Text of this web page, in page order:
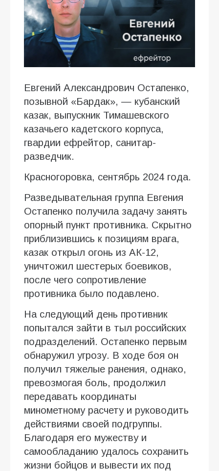
Евгений Александрович Остапенко,
позывной «Бардак», — кубанский
казак, выпускник Тимашевского
казачьего кадетского корпуса,
гвардии ефрейтор, санитар-
разведчик.
Красногоровка, сентябрь 2024 года.
Разведывательная группа Евгения
Остапенко получила задачу занять
опорный пункт противника. Скрытно
приблизившись к позициям врага,
казак открыл огонь из АК-12,
уничтожил шестерых боевиков,
после чего сопротивление
противника было подавлено.
На следующий день противник
попытался зайти в тыл российских
подразделений. Остапенко первым
обнаружил угрозу. В ходе боя он
получил тяжелые ранения, однако,
превозмогая боль, продолжил
передавать координаты
минометному расчету и руководить
действиями своей подгруппы.
Благодаря его мужеству и
самообладанию удалось сохранить
жизни бойцов и вывести их под